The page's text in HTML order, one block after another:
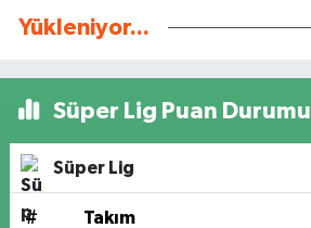
Yükleniyor...
Süper Lig Puan Durumu
Süper Lig
# Takım